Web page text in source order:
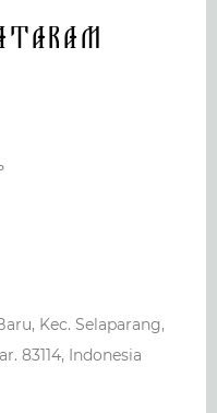
Kec. Selaparang,
83114, Indonesia